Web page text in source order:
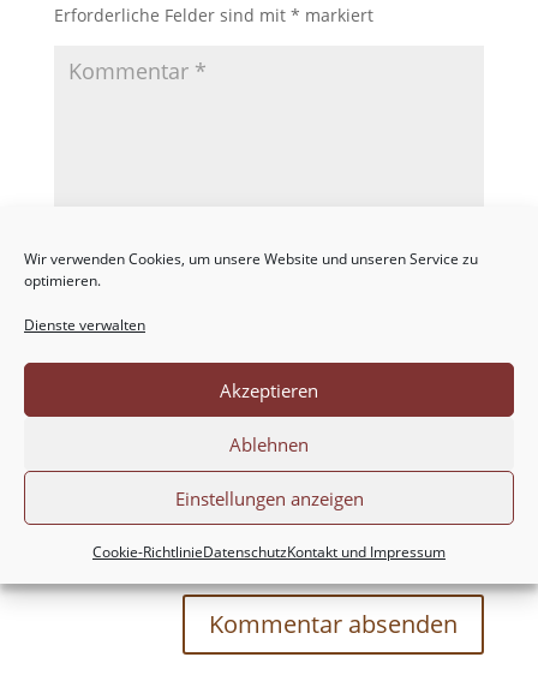
Wir verwenden Cookies, um unsere Website und unseren Service zu
optimieren.
Dienste verwalten
Akzeptieren
Ablehnen
Einstellungen anzeigen
Cookie-RichtlinieDatenschutzKontakt und Impressum
Erforderliche Felder sind mit * markiert
Meinen Namen, meine E-Mail-Adresse und
Kommentierung speichern.